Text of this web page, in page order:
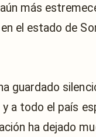
más
el estado de
guardado
a todo el país
ha dejado